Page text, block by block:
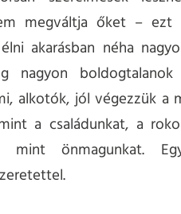
megváltja őket –
akarásban néha
nagyon boldogtalanok
alkotók, jól végezzük a
a családunkat, a
önmagunkat.